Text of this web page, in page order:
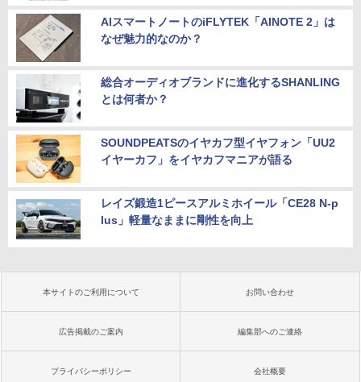
AIスマートノートのiFLYTEK「AINOTE 2」は
なぜ魅力的なのか？
総合オーディオブランドに進化するSHANLING
とは何者か？
SOUNDPEATSのイヤカフ型イヤフォン「UU2
イヤーカフ」をイヤカフマニアが語る
レイズ鍛造1ピースアルミホイール「CE28 N-p
lus」軽量なままに剛性を向上
本サイトのご利用について お問い合わせ
広告掲載のご案内 編集部へのご連絡
プライバシーポリシー 会社概要